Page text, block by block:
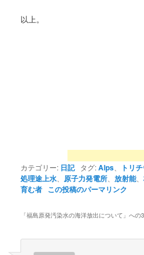
以上。
カテゴリー: 日記タグ:Alps トリ
処理途上水 原子力発電所 、放射能、
育む者 この投稿のパーマリンク
「福島原発汚染水の海洋放出について 」への